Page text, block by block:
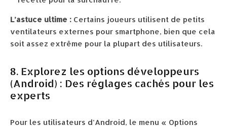
L’astuce ultime : Certains joueurs utilisent de petits
ventilateurs externes pour smartphone, bien que cela
soit assez extrême pour la plupart des utilisateurs.
8. Explorez les options développeurs
(Android) : Des réglages cachés pour les
experts
Pour les utilisateurs d’Android, le menu « Options